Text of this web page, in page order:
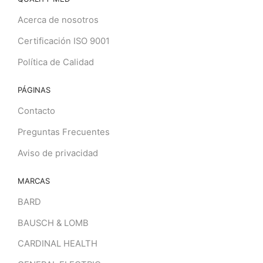
Acerca de nosotros
Certificación ISO 9001
Política de Calidad
PÁGINAS
Contacto
Preguntas Frecuentes
Aviso de privacidad
MARCAS
BARD
BAUSCH & LOMB
CARDINAL HEALTH